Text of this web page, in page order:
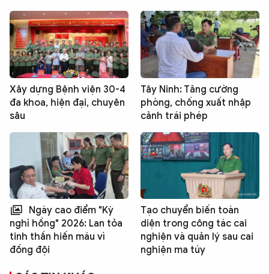
Xây dựng Bệnh viện 30-4
đa khoa, hiện đại, chuyên
sâu
Tây Ninh: Tăng cường
phòng, chống xuất nhập
cảnh trái phép
Ngày cao điểm "Kỳ
nghỉ hồng" 2026: Lan tỏa
tinh thần hiến máu vì
đồng đội
Tạo chuyển biến toàn
diện trong công tác cai
nghiện và quản lý sau cai
nghiện ma túy